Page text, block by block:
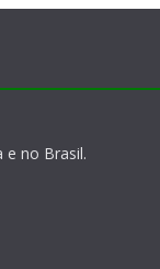
e no Brasil.